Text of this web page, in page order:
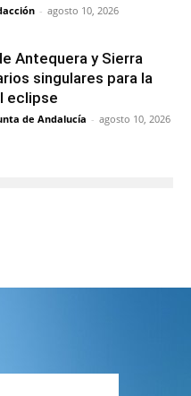
- agosto 10, 2026
Antequera y Sierra
singulares para la
eclipse
de Andalucía - agosto 10, 2026